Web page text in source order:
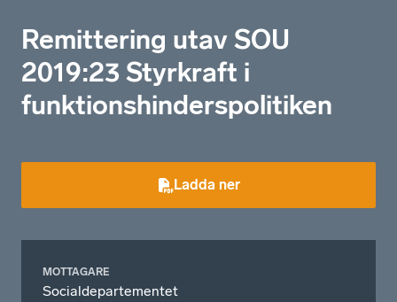
Remittering utav SOU
2019:23 Styrkraft i
funktionshinderspolitiken
Ladda ner
MOTTAGARE
Socialdepartementet